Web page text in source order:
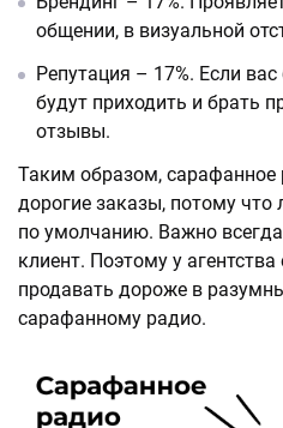
общении, в визуальной
Репутация – 17%. Если
будут приходить и брать
отзывы.
Таким образом,
дорогие заказы, потому
по умолчанию. Важно
клиент. Поэтому у
продавать дороже в
сарафанному радио.